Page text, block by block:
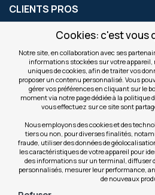
Cookies: c'est vous
Notre site, en collaboration avec ses
informations stockées sur votre
uniques de cookies, afin de traiter vos
proposer un contenu personnalisé. Vous
gérer vos préférences en cliquant sur le
moment via notre page dédiée à la politique
vous effectuez sur ce site sont
Nous employons des cookies et des
tiers ou non, pour diverses finalités,
fraude, utiliser des données de
les caractéristiques de votre appareil pour
des informations sur un terminal, diffuser
personnalisés, mesurer leur performance,
de nouveaux
CLIENTS PROS
S'INSCRIRE AUX OFFRES
Inscription
notre
newsletter
NOS SITES